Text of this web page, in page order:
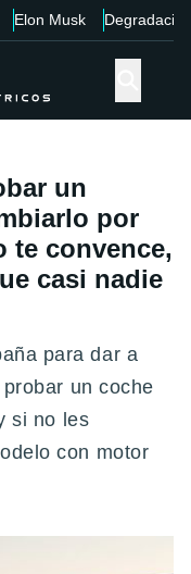
Elon Musk Degradación
un
por
te convence,
casi nadie
para dar a
un coche
si no les
con motor